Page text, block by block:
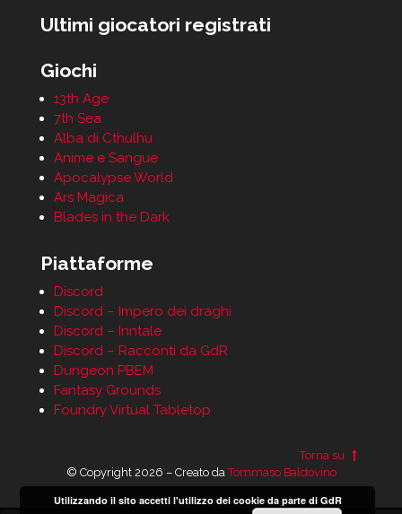
Ultimi giocatori registrati
Giochi
13th Age
7th Sea
Alba di Cthulhu
Anime e Sangue
Apocalypse World
Ars Magica
Blades in the Dark
Piattaforme
Discord
Discord – Impero dei draghi
Discord – Inntale
Discord – Racconti da GdR
Dungeon PBEM
Fantasy Grounds
Foundry Virtual Tabletop
Torna su
© Copyright 2026 – Creato daTommaso Baldovino
Utilizzando il sito accetti l'utilizzo dei cookie da parte di GdR